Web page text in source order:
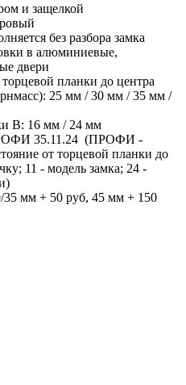
и защелкой
без разбора замка
в алюминиевые,
двери
планки до центра
25 мм / 30 мм / 35 мм /
B: 16 мм / 24 мм
35.11.24 (ПРОФИ -
от торцевой планки до
11 - модель замка; 24 -
35 мм + 50 руб, 45 мм + 150